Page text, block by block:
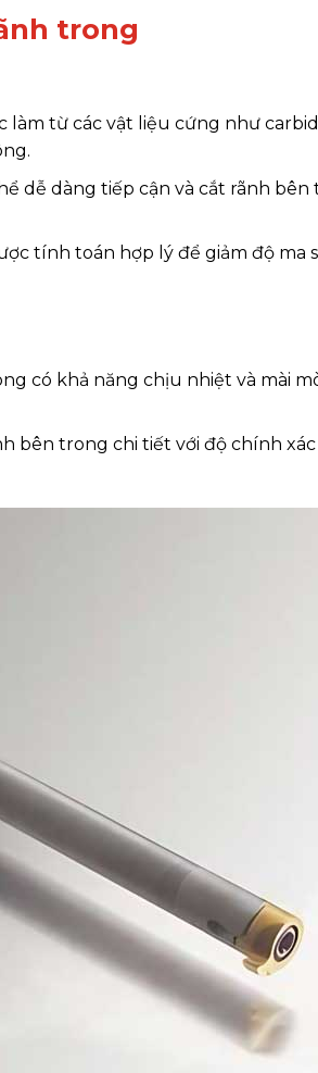
trong
làm từ các vật liệu cứng như
dễ dàng tiếp cận và cắt rãnh bên
tính toán hợp lý để giảm độ ma
có khả năng chịu nhiệt và mài
bên trong chi tiết với độ chính xác